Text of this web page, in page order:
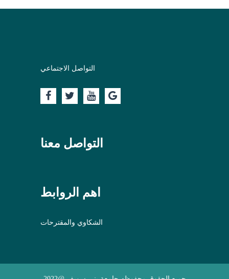
التواصل الاجتماعي
التواصل معنا
اهم الروابط
الشكاوي والمقترحات